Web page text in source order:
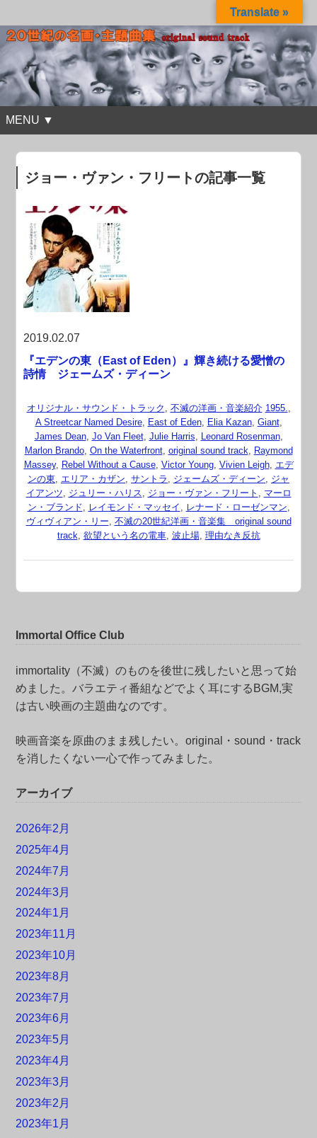
MENU ▼
ジョー・ヴァン・フリートの記事一覧
2019.02.07
『エデンの東（East of Eden）』輝き続ける愛憎の
詩情 ジェームズ・ディーン
オリジナル・サウンド・トラック , 不滅の洋画・音楽紹介 1955.,
A Streetcar Named Desire, East of Eden, Elia Kazan, Giant,
James Dean, Jo Van Fleet, Julie Harris, Leonard Rosenman,
Marlon Brando, On the Waterfront, original sound track, Raymond
Massey, Rebel Without a Cause, Victor Young, Vivien Leigh, エデ
ンの東, エリア・カザン, サントラ , ジェームズ・ディーン, ジャ
イアンツ, ジュリー・ハリス, ジョー・ヴァン・フリート , マーロ
ン・ブランド, レイモンド・マッセイ , レナード・ローゼンマン,
ヴィヴィアン・リー, 不滅の20世紀洋画・音楽集 original sound
track, 欲望という名の電車, 波止場, 理由なき反抗
Immortal Office Club
immortality（不滅）のものを後世に残したいと思って始
めました。バラエティ番組などでよく耳にするBGM,実
は古い映画の主題曲なのです。
映画音楽を原曲のまま残したい。original・sound・track
を消したくない一心で作ってみました。
アーカイブ
2026年2月
2025年4月
2024年7月
2024年3月
2024年1月
2023年11月
2023年10月
2023年8月
2023年7月
2023年6月
2023年5月
2023年4月
2023年3月
2023年2月
2023年1月
Translate »